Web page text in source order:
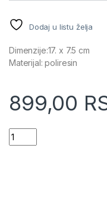
Dodaj u listu želja
Dimenzije:17. x 7.5 cm
Materijal: poliresin
899,00
Dozer za sapun